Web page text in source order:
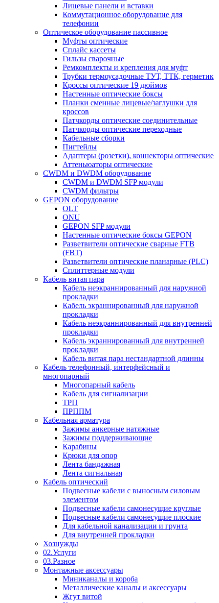
Лицевые панели и вставки
Коммутационное оборудование для
телефонии
Оптическое оборудование пассивное
Муфты оптические
Сплайс кассеты
Гильзы сварочные
Ремкомплекты и крепления для муфт
Трубки термоусадочные ТУТ, ТТК, герметик
Кроссы оптические 19 дюймов
Настенные оптические боксы
Планки сменные лицевые/заглушки для
кроссов
Патчкорды оптические соединительные
Патчкорды оптические переходные
Кабельные сборки
Пигтейлы
Адаптеры (розетки), коннекторы оптические
Аттеньюаторы оптические
CWDM и DWDM оборудование
CWDM и DWDM SFP модули
CWDM фильтры
GEPON оборудование
OLT
ONU
GEPON SFP модули
Настенные оптические боксы GEPON
Разветвители оптические сварные FTB
(FBT)
Разветвители оптические планарные (PLC)
Сплиттерные модули
Кабель витая пара
Кабель неэкраннированный для наружной
прокладки
Кабель экраннированный для наружной
прокладки
Кабель неэкраннированный для внутренней
прокладки
Кабель экраннированный для внутренней
прокладки
Кабель витая пара нестандартной длинны
Кабель телефонный, интерфейсный и
многопарный
Многопарный кабель
Кабель для сигнализации
ТРП
ПРППМ
Кабельная арматура
Зажимы анкерные натяжные
Зажимы поддерживающие
Карабины
Крюки для опор
Лента бандажная
Лента сигнальная
Кабель оптический
Подвесные кабели с выносным силовым
элементом
Подвесные кабели самонесущие круглые
Подвесные кабели самонесущие плоские
Для кабельной канализации и грунта
Для внутренней прокладки
Хознужды
02.Услуги
03.Разное
Монтажные аксессуары
Миниканалы и короба
Металлические каналы и аксессуары
Жгут витой